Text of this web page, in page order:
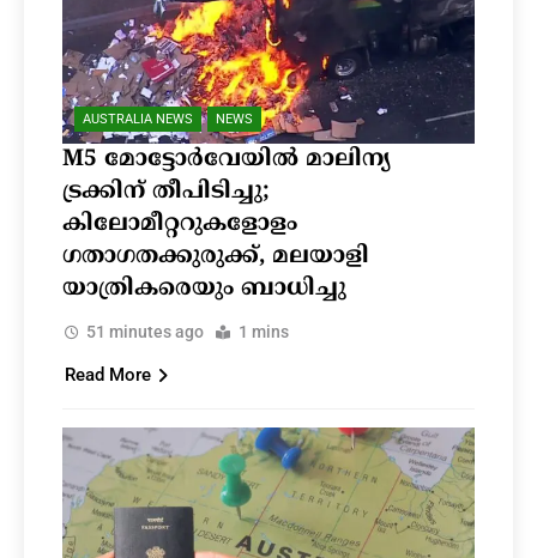
AUSTRALIA NEWS NEWS
M5 മോട്ടോർവേയിൽ മാലിന്യ
ട്രക്കിന് തീപിടിച്ചു;
കിലോമീറ്ററുകളോളം
ഗതാഗതക്കുരുക്ക്, മലയാളി
യാത്രികരെയും ബാധിച്ചു
51 minutes ago 1 mins
Read More